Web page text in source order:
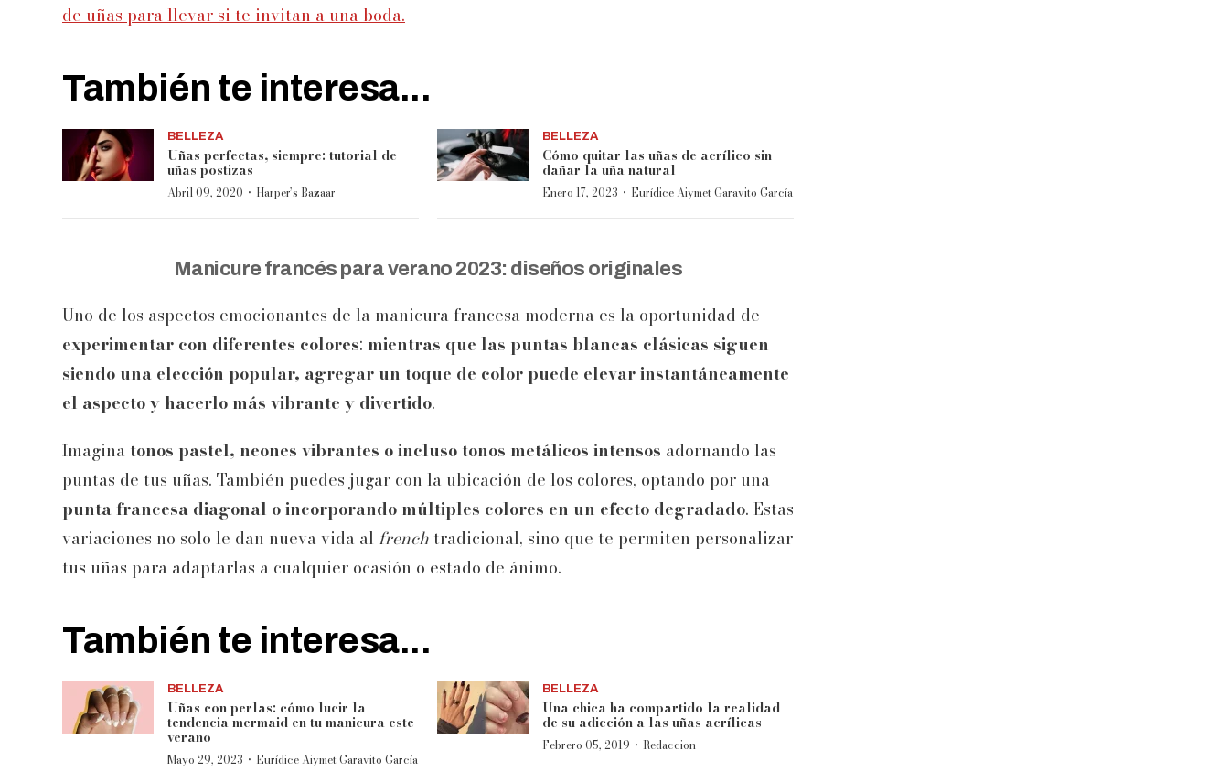
de uñas para llevar si te invitan a una boda.
También te interesa...
BELLEZA
Uñas perfectas, siempre: tutorial de
uñas postizas
Abril 09, 2020 · Harper’s Bazaar
BELLEZA
Cómo quitar las uñas de acrílico sin
dañar la uña natural
Enero 17, 2023 · Eurídice Aiymet Garavito García
Manicure francés para verano 2023: diseños originales
Uno de los aspectos emocionantes de la manicura francesa moderna es la oportunidad de
experimentar con diferentes colores: mientras que las puntas blancas clásicas siguen
siendo una elección popular, agregar un toque de color puede elevar instantáneamente
el aspecto y hacerlo más vibrante y divertido.
Imagina tonos pastel, neones vibrantes o incluso tonos metálicos intensos adornando las
puntas de tus uñas. También puedes jugar con la ubicación de los colores, optando por una
punta francesa diagonal o incorporando múltiples colores en un efecto degradado. Estas
variaciones no solo le dan nueva vida al french tradicional, sino que te permiten personalizar
tus uñas para adaptarlas a cualquier ocasión o estado de ánimo.
También te interesa...
BELLEZA
Uñas con perlas: cómo lucir la
tendencia mermaid en tu manicura este
verano
Mayo 29, 2023 · Eurídice Aiymet Garavito García
BELLEZA
Una chica ha compartido la realidad
de su adicción a las uñas acrílicas
Febrero 05, 2019 · Redaccion